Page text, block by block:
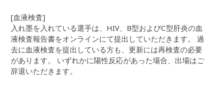
[血液検査]
入れ墨を入れている選手は、HIV、B型およびC型肝炎の血
液検査報告書をオンラインにて提出していただきます。 過
去に血液検査を提出している方も、更新には再検査の必要
があります。 いずれかに陽性反応があった場合、出場はご
辞退いただきます。